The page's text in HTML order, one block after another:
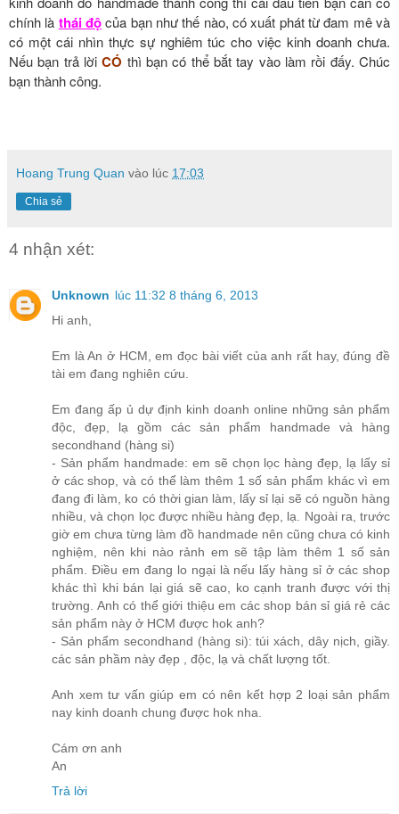
chính là thái độcủa bạn như thế nào, có xuất phát từ đam mê và
có một cái nhìn thực sự nghiêm túc cho việc kinh doanh chưa.
Nếu bạn trả lờiCÓ thì bạn có thể bắt tay vào làm rồi đấy. Chúc
bạn thành công.
Hoang Trung Quan vào lúc 17:03
Chia sẻ
4 nhận xét:
Unknown lúc 11:32 8 tháng 6, 2013
Hi anh,
Em là An ở HCM, em đọc bài viết của anh rất hay, đúng đề
tài em đang nghiên cứu.
Em đang ấp ủ dự định kinh doanh online những sản phẩm
độc, đẹp, lạ gồm các sản phẩm handmade và hàng
secondhand (hàng si)
- Sản phẩm handmade: em sẽ chọn lọc hàng đẹp, lạ lấy sỉ
ở các shop, và có thể làm thêm 1 số sản phẩm khác vì em
đang đi làm, ko có thời gian làm, lấy sỉ lại sẽ có nguồn hàng
nhiều, và chọn lọc được nhiều hàng đẹp, lạ. Ngoài ra, trước
giờ em chưa từng làm đồ handmade nên cũng chưa có kinh
nghiệm, nên khi nào rảnh em sẽ tập làm thêm 1 số sản
phẩm. Điều em đang lo ngại là nếu lấy hàng sỉ ở các shop
khác thì khi bán lại giá sẽ cao, ko cạnh tranh được với thị
trường. Anh có thể giới thiệu em các shop bán sỉ giá rẻ các
sản phẩm này ở HCM được hok anh?
- Sản phẩm secondhand (hàng si): túi xách, dây nịch, giầy.
các sản phầm này đẹp , độc, lạ và chất lượng tốt.
Anh xem tư vấn giúp em có nên kết hợp 2 loại sản phẩm
nay kinh doanh chung được hok nha.
Cám ơn anh
An
Trả lời